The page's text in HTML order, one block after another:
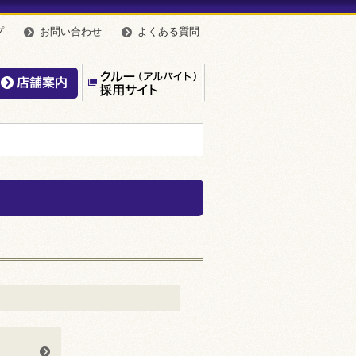
お問い合わせ よくある質問
やのこだわり 店舗案内